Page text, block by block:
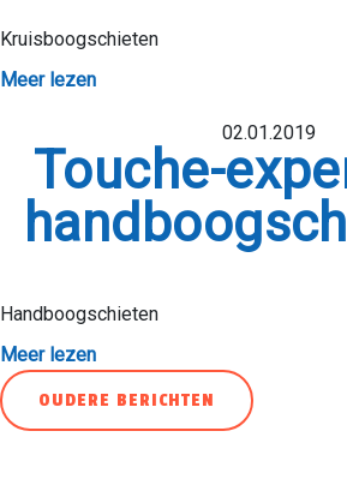
Kruisboogschieten
Meer lezen
02.01.2019
Touche-
Handboogschieten
Meer lezen
Berichtnavigatie
OUDERE BERICHTEN